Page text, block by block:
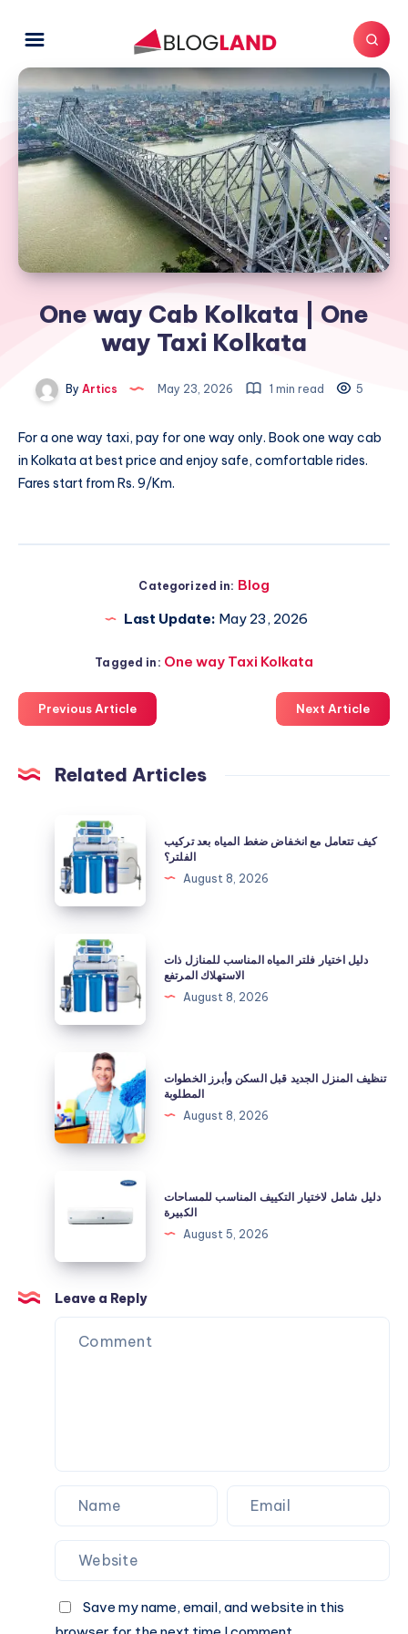
One way Cab Kolkata | One
way Taxi Kolkata
By Artics May 23, 2026 1 min read 5
For a one way taxi, pay for one way only. Bookone way cab
in Kolkata at best price and enjoy safe, comfortable rides.
Fares start from Rs. 9/Km.
Categorized in: Blog
Last Update: May 23, 2026
Tagged in: One way Taxi Kolkata
Previous Article Next Article
Related Articles
كيف
تتعامل
مع
انخفاض
ضغط
المياه
تركيب
الفلتر؟
كيف تتعامل مع انخفاض ضغط المياه بعد تركيب
الفلتر؟
August 8, 2026
دليل
اختيار
فلتر
المياه
المناسب
الاستهلاك
المرتفع
دليل اختيار فلتر المياه المناسب للمنازل ذات
الاستهلاك المرتفع
August 8, 2026
المنزل
الجديد
قبل
السكن
المطلوبة
تنظيف المنزل الجديد قبل السكن وأبرز الخطوات
المطلوبة
August 8, 2026
لاختيار
المناسب
للمساحات
الكبيرة
دليل شامل لاختيار التكييف المناسب للمساحات
الكبيرة
August 5, 2026
Leave a Reply
Save my name, email, and website in this